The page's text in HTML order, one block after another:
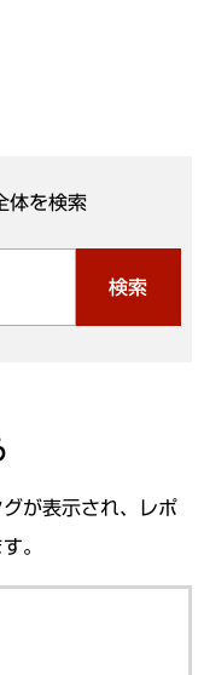
体を検索
検索
が表示され、レポ
。